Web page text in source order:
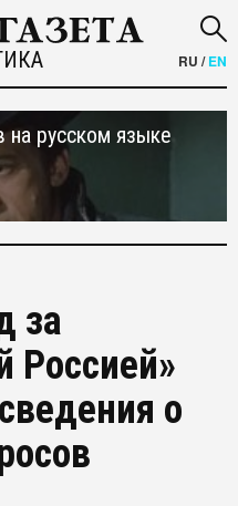
RU /EN
русском языке
за
Россией»
о